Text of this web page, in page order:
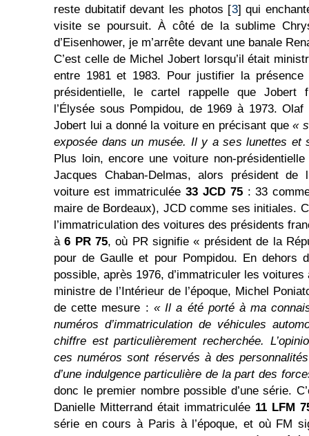
reste dubitatif devant les photos [3] qui
visite se poursuit. À côté de la sublime
d’Eisenhower, je m’arrête devant une banale
C’est celle de Michel Jobert lorsqu’il était
entre 1981 et 1983. Pour justifier la
présidentielle, le cartel rappelle que Jobert
l’Élysée sous Pompidou, de 1969 à 1973.
Jobert lui a donné la voiture en précisant que«
exposée dans un musée. Il y a ses lunettes et
Plus loin, encore une voiture non-
Jacques Chaban-Delmas, alors président de
voiture est immatriculée 33 JCD 75: 33
maire de Bordeaux), JCD comme ses initiales.
l’immatriculation des voitures des présidents
à6 PR 75, où PR signifie « président de la
pour de Gaulle et pour Pompidou. En
possible, après 1976, d’immatriculer les
ministre de l’Intérieur de l’époque, Michel
de cette mesure : « Il a été porté à ma
numéros d’immatriculation de véhicules
chiffre est particulièrement recherchée.
ces numéros sont réservés à des
d’une indulgence particulière de la part des
donc le premier nombre possible d’une série.
Danielle Mitterrand était immatriculée 11 LFM
série en cours à Paris à l’époque, et où FM